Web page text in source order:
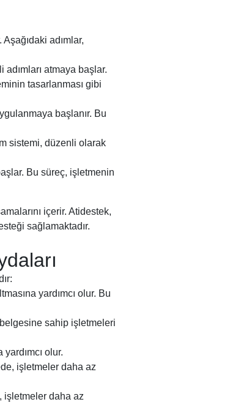
adımlar,
atmaya başlar.
tasarlanması gibi
başlanır. Bu
sistemi, düzenli olarak
Bu süreç, işletmenin
içerir. Atidestek,
sağlamaktadır.
yardımcı olur. Bu
belgesine sahip işletmeleri
olur.
işletmeler daha az
işletmeler daha az